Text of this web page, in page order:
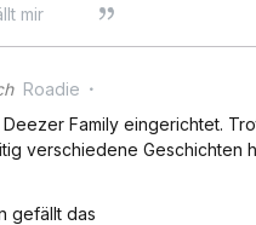
mir
Roadie
Family eingerichtet.
verschiedene Geschichten
gefällt das